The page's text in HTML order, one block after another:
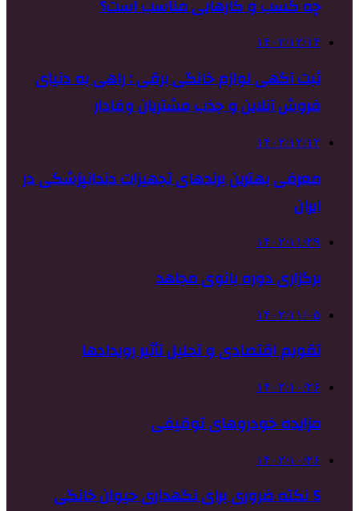
چه کسب و کارهایی مناسب است؟
۱۴۰۲/۱۲/۱۴
ثبت آگهی لوازم خانگی برقی : راهی به دنیای
فروش آنلاین و جذب مشتریان وفادار
۱۴۰۲/۱۲/۱۲
معرفی بهترین برندهای تجهیزات دندانپزشکی در
ایران
۱۴۰۲/۱۱/۲۹
برگزاری دوره بانوی مجاهد
۱۴۰۲/۱۱/۰۵
تقویم اقتصادی و تحلیل تأثیر رویدادها
۱۴۰۲/۱۰/۲۶
مزایده خودروهای توقیفی
۱۴۰۲/۱۰/۲۶
5 نکته ضروری برای نگهداری حیوان خانگی